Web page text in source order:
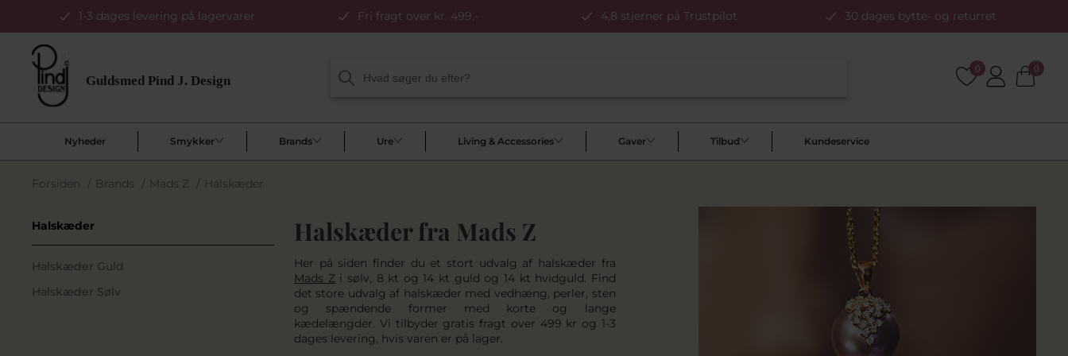
1-3 dages levering på lagervarer Fri fragt over kr. 499,- 4,8 stjerner på Trustpilot 30 dages bytte- og returret
0 0
Nyheder Smykker Brands Ure Living & Accessories Gaver Tilbud Kundeservice
Forsiden / Brands / Mads Z / Halskæder
Halskæder
Halskæder Guld
Halskæder Sølv
Halskæder fra Mads Z
Her på siden finder du et stort udvalg af halskæder fra
Mads Zi sølv, 8 kt og 14 kt guld og 14 kt hvidguld. Find
det store udvalg af halskæder med vedhæng, perler, sten
og spændende former med korte og lange
kædelængder. Vi tilbyder gratis fragt over 499 kr og 1-3
dages levering, hvis varen er på lager.